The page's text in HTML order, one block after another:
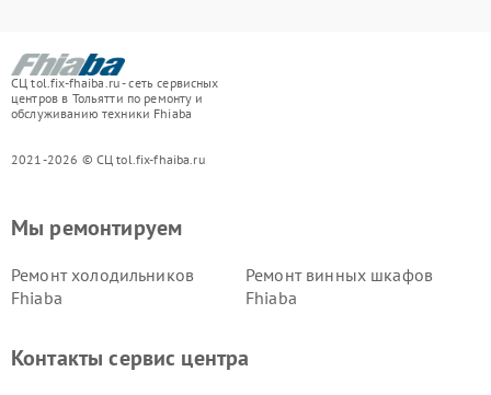
СЦ tol.fix-fhaiba.ru - сеть сервисных
центров в Тольятти по ремонту и
обслуживанию техники Fhiaba
2021-2026 © СЦ tol.fix-fhaiba.ru
Мы ремонтируем
Ремонт холодильников
Fhiaba
Ремонт винных шкафов
Fhiaba
Контакты сервис центра